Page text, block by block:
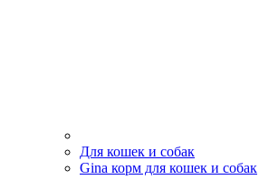
Для кошек и собак
Gina корм для кошек и собак